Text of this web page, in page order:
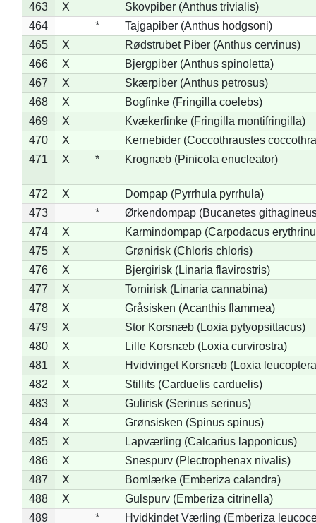
463
X
Skovpiber (Anthus trivialis)
464
*
Tajgapiber (Anthus hodgsoni)
465
X
Rødstrubet Piber (Anthus cervinus)
466
X
Bjergpiber (Anthus spinoletta)
467
X
Skærpiber (Anthus petrosus)
468
X
Bogfinke (Fringilla coelebs)
469
X
Kvækerfinke (Fringilla montifringilla)
470
X
Kernebider (Coccothraustes
471
X * Krognæb (Pinicola enucleator)
472 X
Dompap (Pyrrhula pyrrhula)
473
*
Ørkendompap (Bucanetes
474
X
Karmindompap (Carpodacus
475
X
Grønirisk (Chloris chloris)
476
X
Bjergirisk (Linaria flavirostris)
477
X
Tornirisk (Linaria cannabina)
478
X
Gråsisken (Acanthis flammea)
479
X
Stor Korsnæb (Loxia pytyopsittacus)
480
X
Lille Korsnæb (Loxia curvirostra)
481
X
Hvidvinget Korsnæb (Loxia
482
X
Stillits (Carduelis carduelis)
483
X
Gulirisk (Serinus serinus)
484
X
Grønsisken (Spinus spinus)
485
X
Lapværling (Calcarius lapponicus)
486
X
Snespurv (Plectrophenax nivalis)
487
X
Bomlærke (Emberiza calandra)
488
X
Gulspurv (Emberiza citrinella)
489
* Hvidkindet Værling (Emberiza